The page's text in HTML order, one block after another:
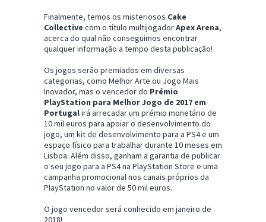
Finalmente, temos os misteriosos Cake
Collective com o título multijogadorApex Arena,
acerca do qual não conseguimos encontrar
qualquer informação a tempo desta publicação!
Os jogos serão premiados em diversas
categorias, como Melhor Arte ou Jogo Mais
Inovador, mas o vencedor do Prémio
PlayStation para Melhor Jogo de 2017 em
Portugalirá arrecadar um prémio monetário de
10 mil euros para apoiar o desenvolvimento do
jogo, um kit de desenvolvimento para a PS4 e um
espaço físico para trabalhar durante 10 meses em
Lisboa. Além disso, ganham a garantia de publicar
o seu jogo para a PS4 na PlayStation Store e uma
campanha promocional nos canais próprios da
PlayStation no valor de 50 mil euros.
O jogo vencedor será conhecido em janeiro de
2018!